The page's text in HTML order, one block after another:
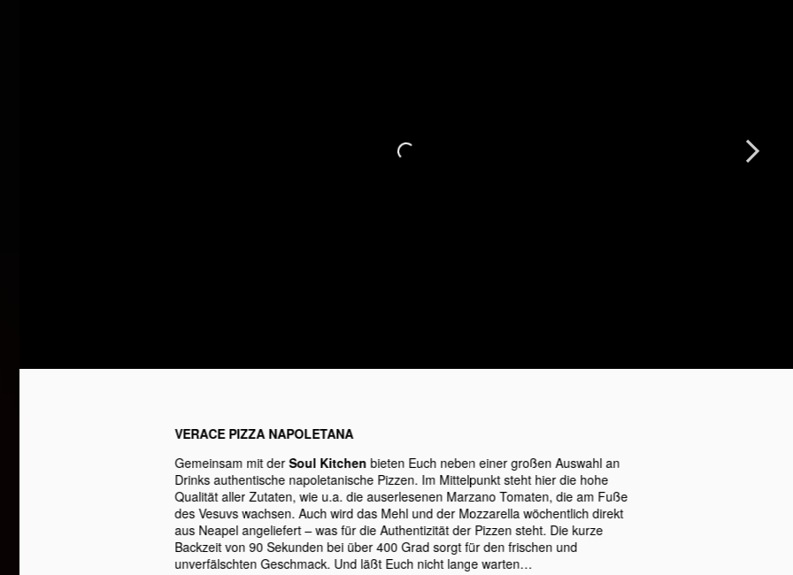
VERACE PIZZA NAPOLETANA
Gemeinsam mit derSoul Kitchen bieten Euch neben einer großen Auswahl an
Drinks authentische napoletanische Pizzen. Im Mittelpunkt steht hier die hohe
Qualität aller Zutaten, wie u.a. die auserlesenen Marzano Tomaten, die am Fuße
des Vesuvs wachsen. Auch wird das Mehl und der Mozzarella wöchentlich direkt
aus Neapel angeliefert – was für die Authentizität der Pizzen steht. Die kurze
Backzeit von 90 Sekunden bei über 400 Grad sorgt für den frischen und
unverfälschten Geschmack. Und läßt Euch nicht lange warten…